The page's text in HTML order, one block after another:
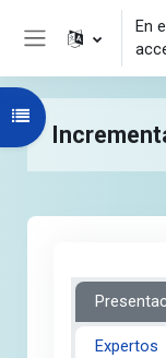
Salta al contenido
En
Expertos
Abrir índice del curso